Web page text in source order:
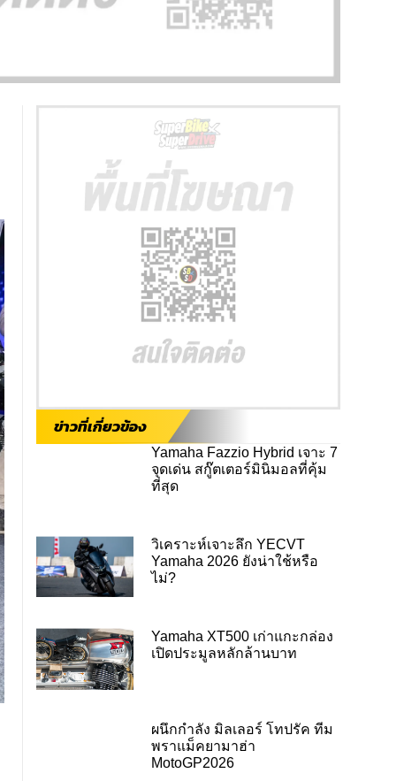
ข่าวที่เกี่ยวข้อง
Yamaha Fazzio Hybrid เจาะ 7
จุดเด่น สกู๊ตเตอร์มินิมอลที่คุ้ม
ที่สุด
วิเคราะห์เจาะลึก YECVT
Yamaha 2026 ยังน่าใช้หรือ
ไม่?
Yamaha XT500 เก่าแกะกล่อง
เปิดประมูลหลักล้านบาท
ผนึกกำลัง มิลเลอร์ โทปรัค ทีม
พราแม็คยามาฮ่า
MotoGP2026